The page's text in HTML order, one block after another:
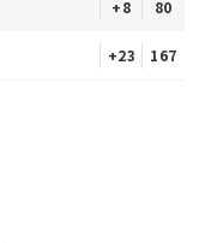
+8 80
+23 167